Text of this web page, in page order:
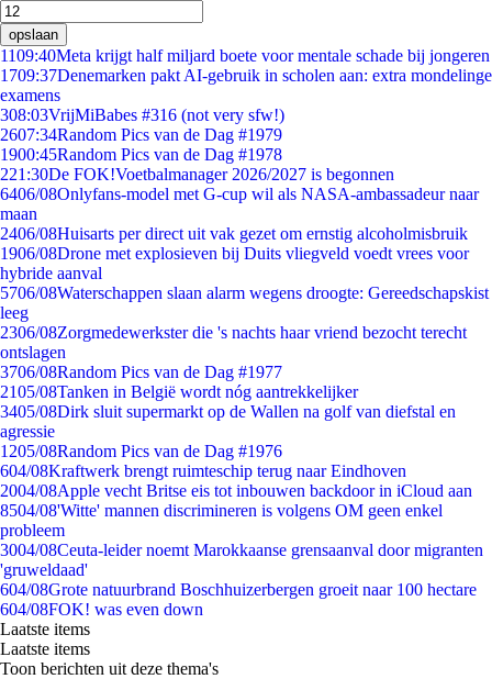
opslaan
1109:40Meta krijgt half miljard boete voor mentale schade bij jongeren
1709:37Denemarken pakt AI-gebruik in scholen aan: extra mondelinge
examens
308:03VrijMiBabes #316 (not very sfw!)
2607:34Random Pics van de Dag #1979
1900:45Random Pics van de Dag #1978
221:30De FOK!Voetbalmanager 2026/2027 is begonnen
6406/08Onlyfans-model met G-cup wil als NASA-ambassadeur naar
maan
2406/08Huisarts per direct uit vak gezet om ernstig alcoholmisbruik
1906/08Drone met explosieven bij Duits vliegveld voedt vrees voor
hybride aanval
5706/08Waterschappen slaan alarm wegens droogte: Gereedschapskist
leeg
2306/08Zorgmedewerkster die 's nachts haar vriend bezocht terecht
ontslagen
3706/08Random Pics van de Dag #1977
2105/08Tanken in België wordt nóg aantrekkelijker
3405/08Dirk sluit supermarkt op de Wallen na golf van diefstal en
agressie
1205/08Random Pics van de Dag #1976
604/08Kraftwerk brengt ruimteschip terug naar Eindhoven
2004/08Apple vecht Britse eis tot inbouwen backdoor in iCloud aan
8504/08'Witte' mannen discrimineren is volgens OM geen enkel
probleem
3004/08Ceuta-leider noemt Marokkaanse grensaanval door migranten
'gruweldaad'
604/08Grote natuurbrand Boschhuizerbergen groeit naar 100 hectare
604/08FOK! was even down
Laatste items
Laatste items
Toon berichten uit deze thema's